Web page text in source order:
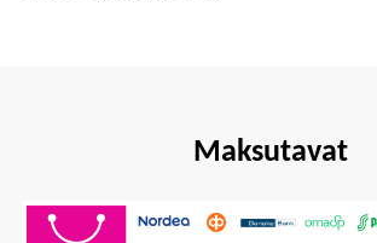
Maksutavat